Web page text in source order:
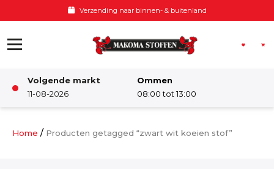
Verzending naar binnen- & buitenland
Volgende markt
11-08-2026
Ommen
08:00 tot 13:00
Damesstoffen
Home / Producten getagged “zwart wit koeien stof”